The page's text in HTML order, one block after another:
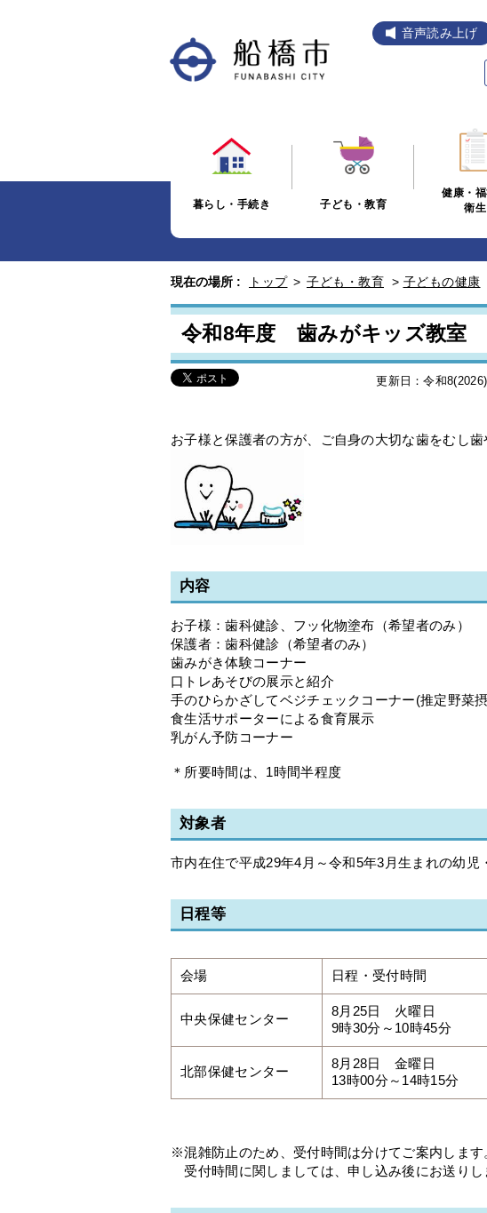
音声読み上げ
暮らし・手続き 子ども・教育
健康・福
衛生
現在の場所 : トップ > 子ども・教育 > 子どもの健康
令和8年度 歯みがキッズ教室
更新日：令和
お子様と保護者の方が、ご自身の大切な歯をむし
内容
お子様：歯科健診、フッ化物塗布（希望者のみ）
保護者：歯科健診（希望者のみ）
歯みがき体験コーナー
口トレあそびの展示と紹介
手のひらかざしてベジチェックコーナー(推定野菜摂
食生活サポーターによる食育展示
乳がん予防コーナー
＊所要時間は、1時間半程度
対象者
市内在住で平成29年4月～令和5年3月生まれの幼児
日程等
会場 日程・受付時間
中央保健センター
8月25日 火曜日
9時30分～10時45分
北部保健センター
8月28日 金曜日
13時00分～14時15分
※混雑防止のため、受付時間は分けてご案内します
受付時間に関しましては、申し込み後にお送りし